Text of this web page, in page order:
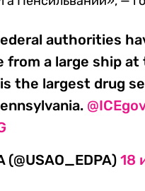
authorities
from a large ship
the largest drug
(@USAO_EDPA)18